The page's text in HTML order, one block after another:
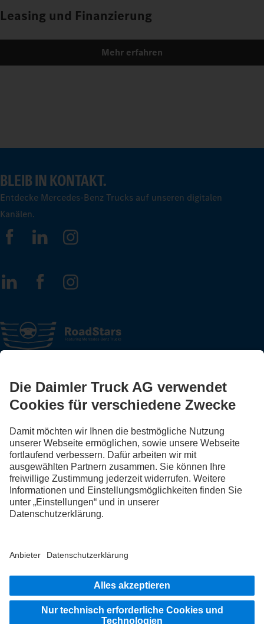
Leasing und Finanzierung
Mehr erfahren
BLEIB IN KONTAKT.
Entdecke Mercedes-Benz Trucks auf unseren digitalen
Kanälen.
Tausche jetzt Erfahrungen mit anderen Truckerinnen und
Truckern aus.
Steig ein
LANGUAGE
DE
Datenschutz Schweiz